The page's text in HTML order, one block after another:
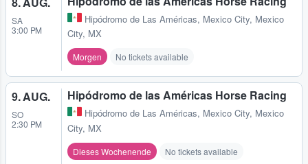
SA
3:00 PM
Hipódromo de Las Américas, Mexico City, Mexico
City, MX
Morgen No tickets available
9. AUG.
SO
2:30 PM
Hipódromo de las Américas Horse Racing
Hipódromo de Las Américas, Mexico City, Mexico
City, MX
Dieses Wochenende No tickets available